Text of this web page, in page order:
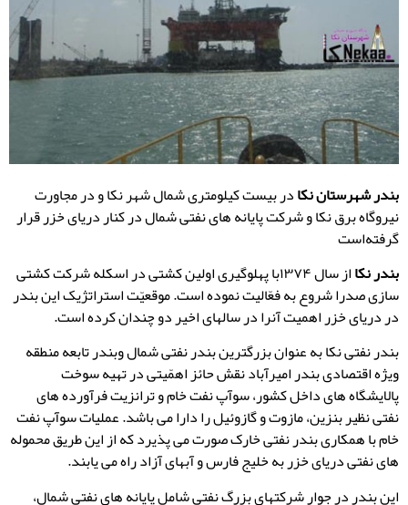
بندر شهرستان نکادر بیست کیلومتری شمال شهر نکا و در مجاورت
نیروگاه برق نکا و شرکت پایانه های نفتی شمال در کنار دریای خزر قرار
گرفته‌است
بندر نکا
از سال ۱۳۷۴با پهلوگیری اولین کشتی در اسکله شرکت کشتی
سازی صدرا شروع به فعّالیت نموده است. موقعیّت استراتژیک این بندر
در دریای خزر اهمیت آنرا در سالهای اخیر دو چندان کرده است.
بندر نفتی نکا به عنوان بزرگترین بندر نفتی شمال وبندر تابعه منطقه
ویژه اقتصادی بندر امیرآباد نقش حائز اهمّیتی در تهیه سوخت
پالایشگاه های داخل کشور، سوآپ نفت خام و ترانزیت فرآورده های
نفتی نظیر بنزین، مازوت و گازوئیل را دارا می باشد. عملیات سوآپ نفت
خام با همکاری بندر نفتی خارک صورت می پذیرد که از این طریق محموله
های نفتی دریای خزر به خلیج فارس و آبهای آزاد راه می یابند.
این بندر در جوار شرکتهای بزرگ نفتی شامل پایانه های نفتی شمال،